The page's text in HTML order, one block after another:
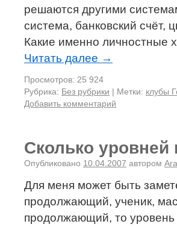
решаются другими
система, банковский счёт,
Какие именно личностные
Читать далее →
Просмотров: 25 924
Рубрика: Без рубрики | Метки: клубы
Добавить комментарий
Сколько
Опубликовано 10.04.2007 автором
Для меня может быть
продолжающий, ученик,
продолжающий, то уровень